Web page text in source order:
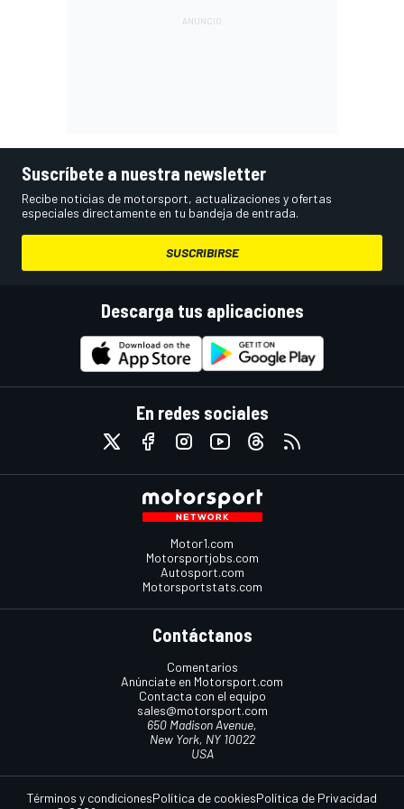
Suscríbete a nuestra newsletter
Recibe noticias de motorsport, actualizaciones y ofertas
especiales directamente en tu bandeja de entrada.
SUSCRIBIRSE
Descarga tus aplicaciones
En redes sociales
Motor1.com
Motorsportjobs.com
Autosport.com
Motorsportstats.com
Contáctanos
Comentarios
Anúnciate en Motorsport.com
Contacta con el equipo
sales@motorsport.com
650 Madison Avenue,
New York, NY 10022
USA
Términos y condicionesPolítica de cookiesPolítica de Privacidad